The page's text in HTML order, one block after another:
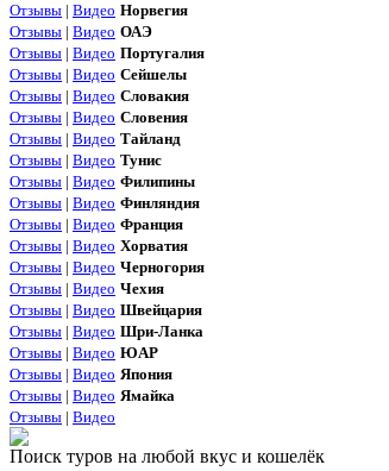
Отзывы | Видео Норвегия
Отзывы | Видео ОАЭ
Отзывы | Видео Португалия
Отзывы | Видео Сейшелы
Отзывы | Видео Словакия
Отзывы | Видео Словения
Отзывы | Видео Тайланд
Отзывы | Видео Тунис
Отзывы | Видео Филипины
Отзывы | Видео Финляндия
Отзывы | Видео Франция
Отзывы | Видео Хорватия
Отзывы | Видео Черногория
Отзывы | Видео Чехия
Отзывы | Видео Швейцария
Отзывы | Видео Шри-Ланка
Отзывы | Видео ЮАР
Отзывы | Видео Япония
Отзывы | Видео Ямайка
Отзывы | Видео
Поиск туров на любой вкус и кошелёк